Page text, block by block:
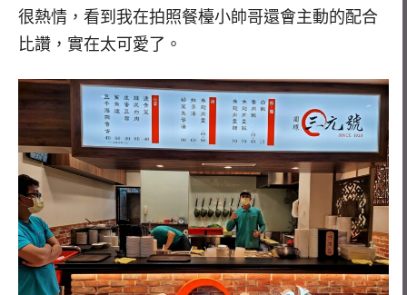
很熱情，看到我在拍照餐檯小帥哥還會主動的配合
比讚，實在太可愛了。